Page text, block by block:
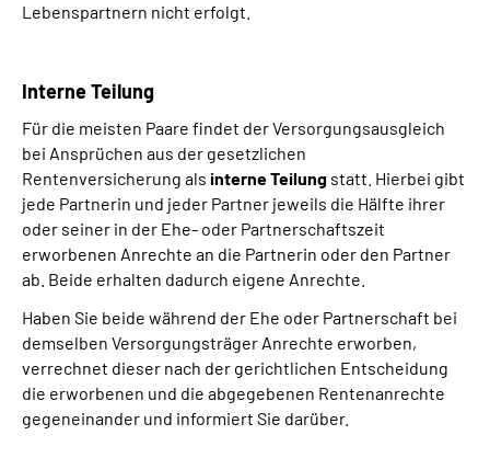
Lebenspartnern nicht erfolgt.
Interne Teilung
Für die meisten Paare findet der Versorgungsausgleich
bei Ansprüchen aus der gesetzlichen
Rentenversicherung als interne Teilung statt. Hierbei gibt
jede Partnerin und jeder Partner jeweils die Hälfte ihrer
oder seiner in der Ehe- oder Partnerschaftszeit
erworbenen Anrechte an die Partnerin oder den Partner
ab. Beide erhalten dadurch eigene Anrechte.
Haben Sie beide während der Ehe oder Partnerschaft bei
demselben Versorgungsträger Anrechte erworben,
verrechnet dieser nach der gerichtlichen Entscheidung
die erworbenen und die abgegebenen Rentenanrechte
gegeneinander und informiert Sie darüber.